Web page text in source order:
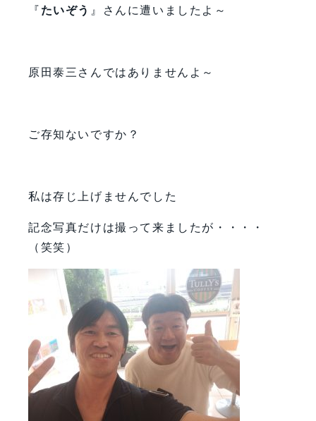
『 たいぞう 』さんに遭いましたよ～
原田泰三さんではありませんよ～
ご存知ないですか？
私は存じ上げませんでした
記念写真だけは撮って来ましたが・・・・
（笑笑）